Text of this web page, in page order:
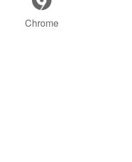
Chrome